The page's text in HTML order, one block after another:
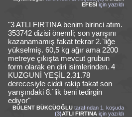
EFESİ için yazıldı
"3 ATLI FIRTINA benim birinci atım.
353742 dizisi önemli; son yarışını
kazanamamış fakat tekrar 2.`liğe
yükselmiş. 60,5 kg ağır ama 2200
metreye çıkışta mevcut grubun
form olarak en diri isimlerinden. 4
KUZGUNİ YEŞİL 2.31.78
derecesiyle ciddi rakip fakat son
yarışındaki 8.`lik beni tedirgin
ediyor"
BÜLENT BÜKCÜOĞLU tarafından 1. koşuda
(3)ATLI FIRTINA için yazıldı